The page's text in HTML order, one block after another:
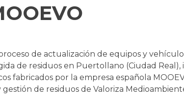
de actualización de equipos y
de residuos en Puertollano (Ciudad
fabricados por la empresa española
de residuos de Valoriza